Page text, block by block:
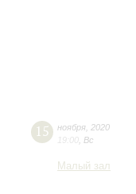
15 ноября 2020
19:00 Вс
Малый зал